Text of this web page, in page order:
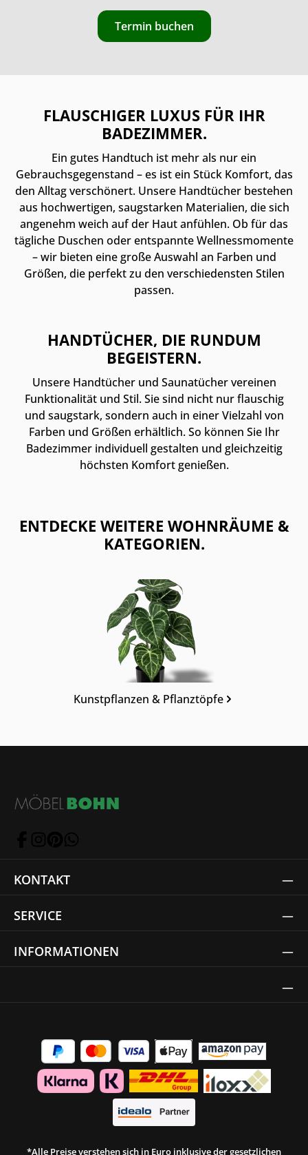
Termin buchen
FLAUSCHIGER LUXUS FÜR IHR
BADEZIMMER.
Ein gutes Handtuch ist mehr als nur ein
Gebrauchsgegenstand – es ist ein Stück Komfort, das
den Alltag verschönert. Unsere Handtücher bestehen
aus hochwertigen, saugstarken Materialien, die sich
angenehm weich auf der Haut anfühlen. Ob für das
tägliche Duschen oder entspannte Wellnessmomente
– wir bieten eine große Auswahl an Farben und
Größen, die perfekt zu den verschiedensten Stilen
passen.
HANDTÜCHER, DIE RUNDUM
BEGEISTERN.
Unsere Handtücher und Saunatücher vereinen
Funktionalität und Stil. Sie sind nicht nur flauschig
und saugstark, sondern auch in einer Vielzahl von
Farben und Größen erhältlich. So können Sie Ihr
Badezimmer individuell gestalten und gleichzeitig
höchsten Komfort genießen.
ENTDECKE WEITERE WOHNRÄUME &
KATEGORIEN.
Kategoriegalerie überspringen
Kunstpflanzen & Pflanztöpfe
KONTAKT
SERVICE
INFORMATIONEN
*Alle Preise verstehen sich in Euro inklusive der gesetzlichen